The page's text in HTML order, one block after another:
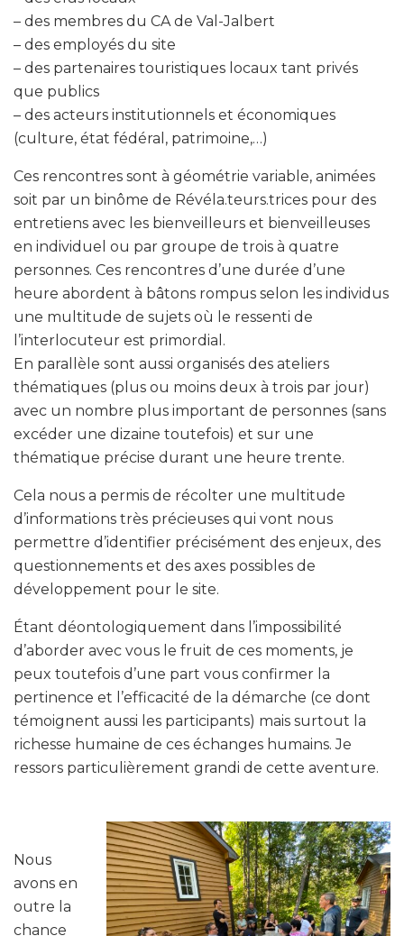
– des membres du CA de Val-Jalbert
– des employés du site
– des partenaires touristiques locaux tant privés
que publics
– des acteurs institutionnels et économiques
(culture, état fédéral, patrimoine,…)
Ces rencontres sont à géométrie variable, animées
soit par un binôme de Révéla.teurs.trices pour des
entretiens avec les bienveilleurs et bienveilleuses
en individuel ou par groupe de trois à quatre
personnes. Ces rencontres d’une durée d’une
heure abordent à bâtons rompus selon les individus
une multitude de sujets où le ressenti de
l’interlocuteur est primordial.
En parallèle sont aussi organisés des ateliers
thématiques (plus ou moins deux à trois par jour)
avec un nombre plus important de personnes (sans
excéder une dizaine toutefois) et sur une
thématique précise durant une heure trente.
Cela nous a permis de récolter une multitude
d’informations très précieuses qui vont nous
permettre d’identifier précisément des enjeux, des
questionnements et des axes possibles de
développement pour le site.
Étant déontologiquement dans l’impossibilité
d’aborder avec vous le fruit de ces moments, je
peux toutefois d’une part vous confirmer la
pertinence et l’efficacité de la démarche (ce dont
témoignent aussi les participants) mais surtout la
richesse humaine de ces échanges humains. Je
ressors particulièrement grandi de cette aventure.
Nous
avons en
outre la
chance